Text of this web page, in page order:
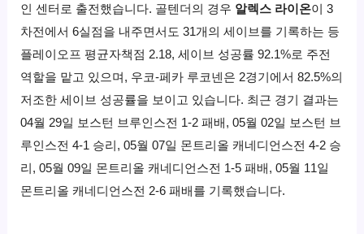
인 센터로 출전했습니다. 골텐더의 경우 알렉스 라이온이 3
차전에서 6실점을 내주면서도 31개의 세이브를 기록하는 등
플레이오프 평균자책점 2.18, 세이브 성공률 92.1%로 주전
역할을 맡고 있으며, 우코-페카 루코넨은 2경기에서 82.5%의
저조한 세이브 성공률을 보이고 있습니다. 최근 경기 결과는
04월 29일 보스턴 브루인스전 1-2 패배, 05월 02일 보스턴 브
루인스전 4-1 승리, 05월 07일 몬트리올 캐네디언스전 4-2 승
리, 05월 09일 몬트리올 캐네디언스전 1-5 패배, 05월 11일
몬트리올 캐네디언스전 2-6 패배를 기록했습니다.